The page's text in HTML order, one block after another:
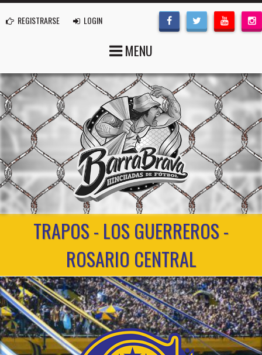
REGISTRARSE LOGIN
MENU
TRAPOS - LOS GUERREROS -
ROSARIO CENTRAL